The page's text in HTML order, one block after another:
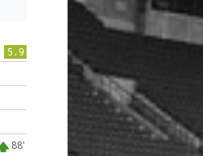
5.9
88'